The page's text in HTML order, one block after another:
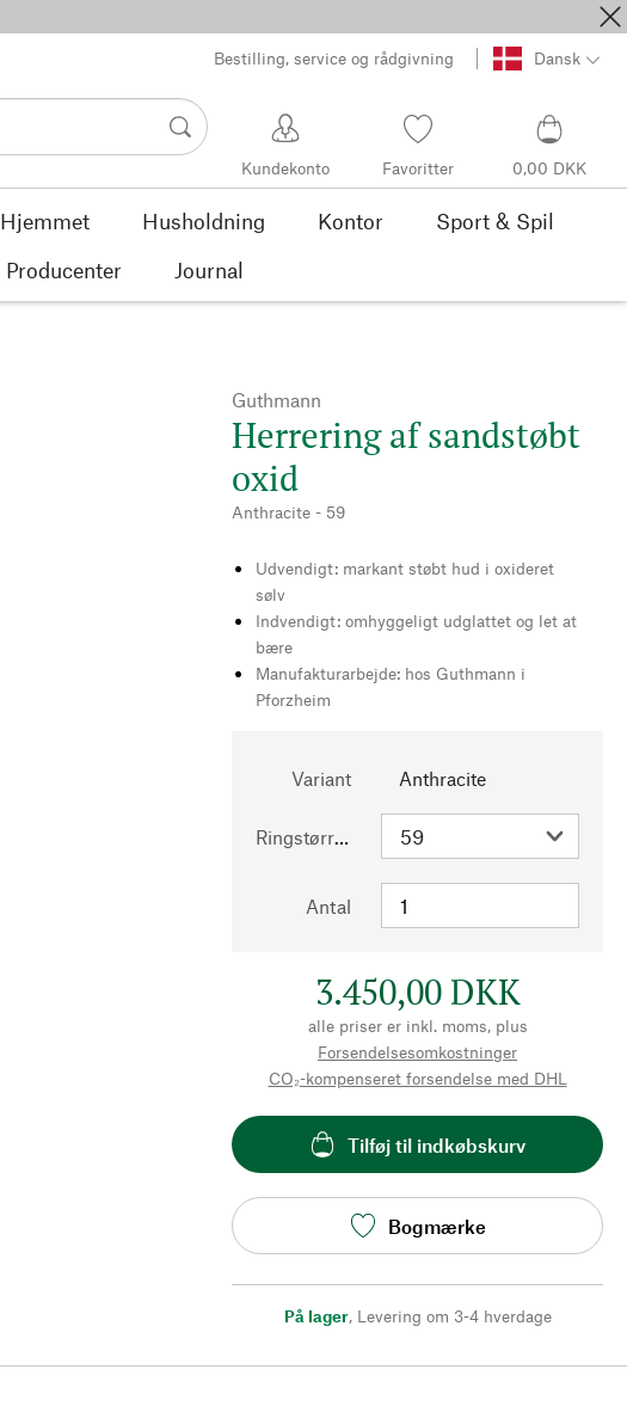
Bestilling, service og rådgivning Dansk
Kundekonto Favoritter 0,00 DKK
Hjemmet Husholdning Kontor
Sport & Spil
Producenter Journal
Guthmann
Herrering af sandstøbt
oxid
Anthracite - 59
Udvendigt: markant støbt hud i oxideret
sølv
Indvendigt: omhyggeligt udglattet og let at
bære
Manufakturarbejde: hos Guthmann i
Pforzheim
Variant Anthracite
Ringstørrelse
Antal
3.450,00 DKK
alle priser er inkl. moms, plus
Forsendelsesomkostninger
CO₂-kompenseret forsendelse med DHL
Tilføj til indkøbskurv
Bogmærke
På lager, Levering om 3-4 hverdage